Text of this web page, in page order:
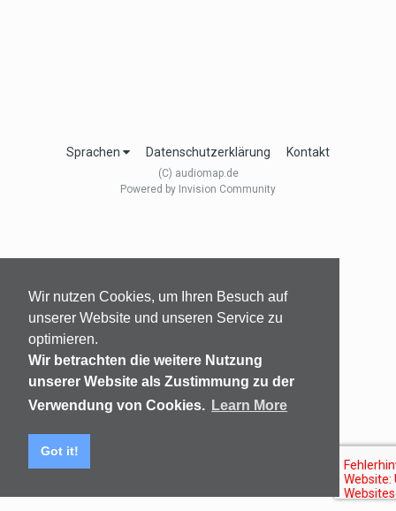
Wir nutzen Cookies, um Ihren Besuch auf
unserer Website und unseren Service zu
optimieren.
Wir betrachten die weitere Nutzung
unserer Website als Zustimmung zu der
Verwendung von Cookies. Learn More
Got it!
Sprachen Datenschutzerklärung Kontakt
(C) audiomap.de
Powered by Invision Community